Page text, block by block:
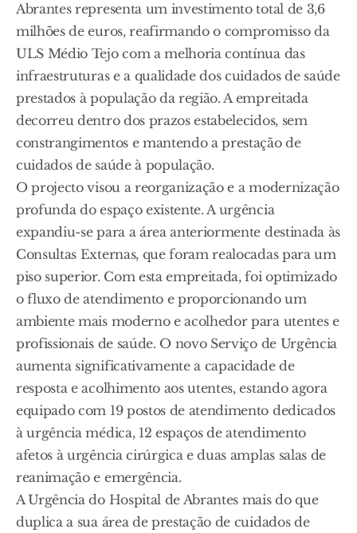
Abrantes representa um investimento total de 3,6
milhões de euros, reafirmando o compromisso da
ULS Médio Tejo com a melhoria contínua das
infraestruturas e a qualidade dos cuidados de saúde
prestados à população da região. A empreitada
decorreu dentro dos prazos estabelecidos, sem
constrangimentos e mantendo a prestação de
cuidados de saúde à população.
O projecto visou a reorganização e a modernização
profunda do espaço existente. A urgência
expandiu-se para a área anteriormente destinada às
Consultas Externas, que foram realocadas para um
piso superior. Com esta empreitada, foi optimizado
o fluxo de atendimento e proporcionando um
ambiente mais moderno e acolhedor para utentes e
profissionais de saúde. O novo Serviço de Urgência
aumenta significativamente a capacidade de
resposta e acolhimento aos utentes, estando agora
equipado com 19 postos de atendimento dedicados
à urgência médica, 12 espaços de atendimento
afetos à urgência cirúrgica e duas amplas salas de
reanimação e emergência.
A Urgência do Hospital de Abrantes mais do que
duplica a sua área de prestação de cuidados de